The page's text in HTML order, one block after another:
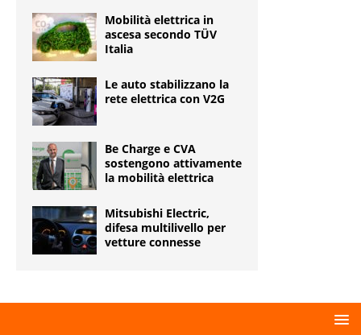
Mobilità elettrica in
ascesa secondo TÜV
Italia
Le auto stabilizzano la
rete elettrica con V2G
Be Charge e CVA
sostengono attivamente
la mobilità elettrica
Mitsubishi Electric,
difesa multilivello per
vetture connesse